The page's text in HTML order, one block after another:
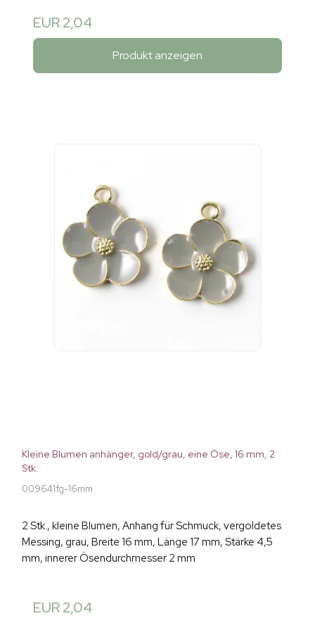
EUR 2,04
Produkt anzeigen
Kleine Blumen anhänger, gold/grau, eine Öse, 16 mm, 2
Stk.
009641fg-16mm
2 Stk., kleine Blumen, Anhang für Schmuck, vergoldetes
Messing, grau, Breite 16 mm, Länge 17 mm, Stärke 4,5
mm, innerer Ösendurchmesser 2 mm
EUR 2,04